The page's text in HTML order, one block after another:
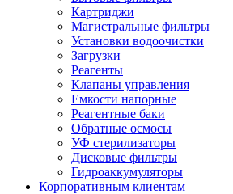
Картриджи
Магистральные фильтры
Установки водоочистки
Загрузки
Реагенты
Клапаны управления
Емкости напорные
Реагентные баки
Обратные осмосы
УФ стерилизаторы
Дисковые фильтры
Гидроаккумуляторы
Корпоративным клиентам